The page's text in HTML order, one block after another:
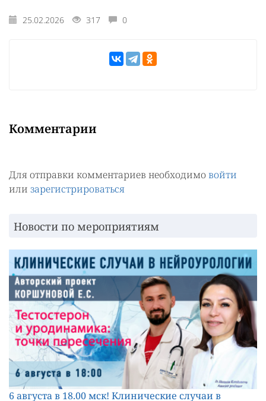
25.02.2026 317 0
Комментарии
Для отправки комментариев необходимо войти
или зарегистрироваться
Новости по мероприятиям
6 августа в 18.00 мск! Клинические случаи в